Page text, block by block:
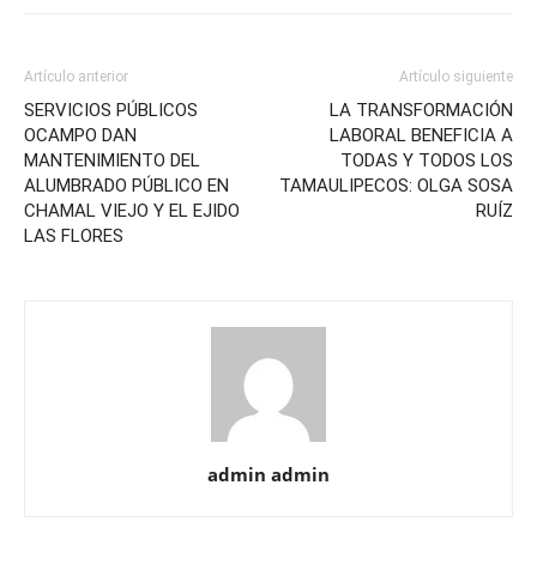
Artículo anterior
SERVICIOS PÚBLICOS
OCAMPO DAN
MANTENIMIENTO DEL
ALUMBRADO PÚBLICO EN
CHAMAL VIEJO Y EL EJIDO
LAS FLORES
Artículo siguiente
LA TRANSFORMACIÓN
LABORAL BENEFICIA A
TODAS Y TODOS LOS
TAMAULIPECOS: OLGA SOSA
RUÍZ
admin admin